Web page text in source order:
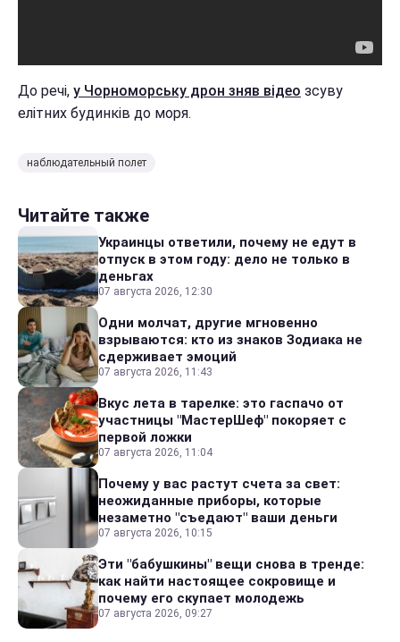
До речі, у Чорноморську дрон зняв відео зсуву
елітних будинків до моря.
наблюдательный полет
Читайте также
Украинцы ответили, почему не едут в
отпуск в этом году: дело не только в
деньгах
07 августа 2026, 12:30
Одни молчат, другие мгновенно
взрываются: кто из знаков Зодиака не
сдерживает эмоций
07 августа 2026, 11:43
Вкус лета в тарелке: это гаспачо от
участницы "МастерШеф" покоряет с
первой ложки
07 августа 2026, 11:04
Почему у вас растут счета за свет:
неожиданные приборы, которые
незаметно "съедают" ваши деньги
07 августа 2026, 10:15
Эти "бабушкины" вещи снова в тренде:
как найти настоящее сокровище и
почему его скупает молодежь
07 августа 2026, 09:27